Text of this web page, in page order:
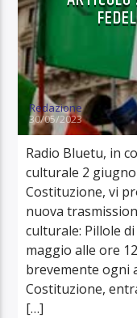
Redazione
30/05/2023
Radio Bluetu, in
culturale 2 giugno
Costituzione, vi
nuova
culturale: Pillole
maggio alle ore
brevemente ogni
Costituzione,
[…]